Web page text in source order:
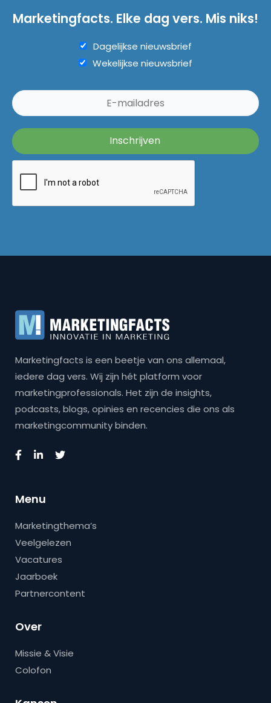
Marketingfacts. Elke dag vers. Mis niks!
Dagelijkse nieuwsbrief
Wekelijkse nieuwsbrief
Marketingfacts is een beetje van ons allemaal,
iedere dag vers. Wij zijn hét platform voor
marketingprofessionals. Het zijn de insights,
podcasts, blogs, opinies en recencies die ons als
marketingcommunity binden.
Menu
Marketingthema’s
Veelgelezen
Vacatures
Jaarboek
Partnercontent
Over
Missie & Visie
Colofon